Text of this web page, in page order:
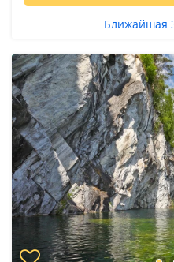
Ближайшая